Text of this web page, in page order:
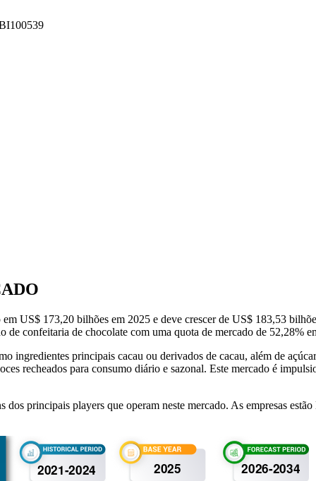
US$ 173,20 bilhões em 2025 e deve crescer de US$ 183,53
confeitaria de chocolate com uma quota de mercado de 52,28%
ingredientes principais cacau ou derivados de cacau, além de
recheados para consumo diário e sazonal. Este mercado é
principais players que operam neste mercado. As empresas